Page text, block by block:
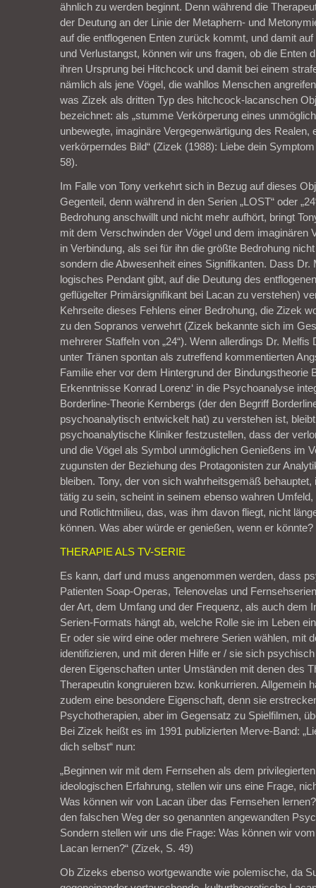
ähnlich zu werden beginnt. Denn während die
der Deutung an der Linie der Metaphern- und
auf die entflogenen Enten zurück kommt, und damit
und Verlustangst, können wir uns fragen, ob die Enten
ihren Ursprung bei Hitchcock und damit bei einem
nämlich als jene Vögel, die wahllos Menschen
was Zizek als dritten Typ des hitchcock-lacanschen
bezeichnet: als „stumme Verkörperung eines
unbewegte, imaginäre Vergegenwärtigung des Realen,
verkörperndes Bild“ (Zizek (1988): Liebe dein
58).
Im Falle von Tony verkehrt sich in Bezug auf dieses
Gegenteil, denn während in den Serien „LOST“ oder
Bedrohung anschwillt und nicht mehr aufhört, bringt
mit dem Verschwinden der Vögel und dem imaginären
in Verbindung, als sei für ihn die größte Bedrohung
sondern die Abwesenheit eines Signifikanten. Dass Dr.
logisches Pendant gibt, auf die Deutung des
geflügelter Primärsignifikant bei Lacan zu verstehen)
Kehrseite dieses Fehlens einer Bedrohung, die Zizek
zu den Sopranos verwehrt (Zizek bekannte sich im
mehrerer Staffeln von „24“). Wenn allerdings Dr. Melfis
unter Tränen spontan als zutreffend kommentierten
Familie eher vor dem Hintergrund der Bindungstheorie
Erkenntnisse Konrad Lorenz‘ in die Psychoanalyse
Borderline-Theorie Kernbergs (der den Begriff
psychoanalytisch entwickelt hat) zu verstehen ist,
psychoanalytische Kliniker festzustellen, dass der
und die Vögel als Symbol unmöglichen Genießens im
zugunsten der Beziehung des Protagonisten zur
bleiben. Tony, der von sich wahrheitsgemäß
tätig zu sein, scheint in seinem ebenso wahren
und Rotlichtmilieu, das, was ihm davon fliegt, nicht
können. Was aber würde er genießen, wenn er könnte?
THERAPIE ALS TV-SERIE
Es kann, darf und muss angenommen werden, dass
Patienten Soap-Operas, Telenovelas und
der Art, dem Umfang und der Frequenz, als auch dem
Serien-Formats hängt ab, welche Rolle sie im Leben
Er oder sie wird eine oder mehrere Serien wählen, mit
identifizieren, und mit deren Hilfe er / sie sich
deren Eigenschaften unter Umständen mit denen des
Therapeutin kongruieren bzw. konkurrieren. Allgemein
zudem eine besondere Eigenschaft, denn sie
Psychotherapien, aber im Gegensatz zu Spielfilmen,
Bei Zizek heißt es im 1991 publizierten Merve-Band:
dich selbst“ nun:
„Beginnen wir mit dem Fernsehen als dem
ideologischen Erfahrung, stellen wir uns eine Frage,
Was können wir von Lacan über das Fernsehen
den falschen Weg der so genannten angewandten
Sondern stellen wir uns die Frage: Was können wir
Lacan lernen?“ (Zizek, S. 49)
Ob Zizeks ebenso wortgewandte wie polemische, da